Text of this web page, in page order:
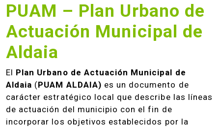
PUAM – Plan Urbano de
Actuación Municipal de
Aldaia
El Plan Urbano de Actuación Municipal de
Aldaia (PUAM ALDAIA) es un documento de
carácter estratégico local que describe las líneas
de actuación del municipio con el fin de
incorporar los objetivos establecidos por la